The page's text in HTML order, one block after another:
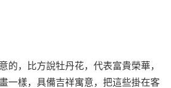
，比方說牡丹花，代表富貴榮華，
一樣，具備吉祥寓意，把這些掛在客